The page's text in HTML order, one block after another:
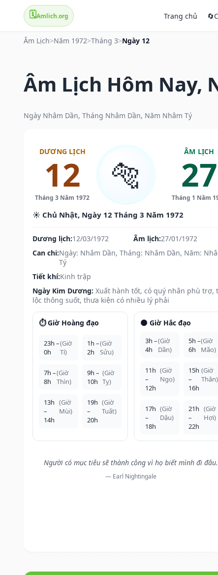
🗓️Amlich.org Trang chủ 🔄
Âm Lịch>Năm 1972>Tháng 3>Ngày 12
Âm Lịch Hôm Nay,
Ngày Nhâm Dần, Tháng Nhâm Dần, Năm Nhâm Tý
DƯƠNG LỊCH
12
Tháng 3 Năm 1972
🐅
ÂM LỊCH
27
Tháng 1 Năm
☀️ Chủ Nhật, Ngày 12 Tháng 3 Năm 1972
Dương lịch:12/03/1972 Âm lịch:27/01/1972
Can chi:Ngày: Nhâm Dần, Tháng: Nhâm Dần, Năm:
Tý
Tiết khí:Kinh trập
Ngày Kim Dương: Xuất hành tốt, có quý nhân phù trợ,
lộc thông suốt, thưa kiện có nhiều lý phải
⏱️ Giờ Hoàng đạo
23h –
0h
(Giờ
Tí)
1h –
2h
(Giờ
Sửu)
7h –
8h
(Giờ
Thìn)
9h –
10h
(Giờ
Tỵ)
13h
–
14h
(Giờ
Mùi)
19h
–
20h
(Giờ
Tuất)
🌑 Giờ Hắc đạo
3h –
4h
(Giờ
Dần)
5h –
6h
(Giờ
Mão)
11h
–
12h
(Giờ
Ngọ)
15h
–
16h
(Giờ
Thân)
17h
–
18h
(Giờ
Dậu)
21h
–
22h
(Giờ
Hợi)
Người có mục tiêu sẽ thành công vì họ biết mình đi đâu.
— Earl Nightingale